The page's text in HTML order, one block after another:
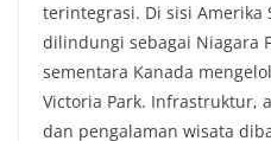
terintegrasi. Di sisi Amerika
dilindungi sebagai Niagara
sementara Kanada
Victoria Park. Infrastruktur,
dan pengalaman wisata